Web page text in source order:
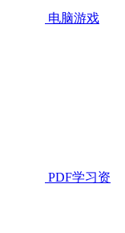
电脑游戏
PDF学习资